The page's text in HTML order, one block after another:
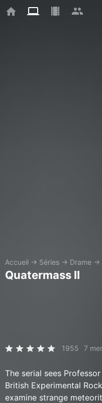
Accueil → Séries → Drame →
Quatermass II
1955 7
The serial sees
British Experimental
examine strange